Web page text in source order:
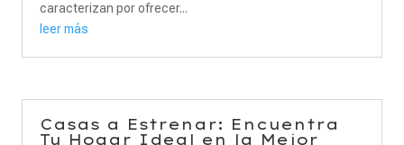
caracterizan por ofrecer...
leer más
Casas a Estrenar: Encuentra
Tu Hogar Ideal en la Mejor